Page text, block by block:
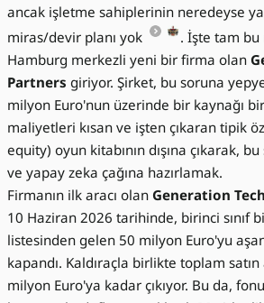
ancak işletme sahiplerinin neredeyse
miras/devir planı yok
. İşte tam
Hamburg merkezli yeni bir firma olan
Partners giriyor. Şirket, bu soruna
milyon Euro'nun üzerinde bir kaynağı
maliyetleri kısan ve işten çıkaran tipik
equity) oyun kitabının dışına çıkarak,
ve yapay zeka çağına hazırlamak.
Firmanın ilk aracı olan Generation
10 Haziran 2026 tarihinde, birinci sınıf
listesinden gelen 50 milyon Euro'yu
kapandı. Kaldıraçla birlikte toplam
milyon Euro'ya kadar çıkıyor. Bu da,